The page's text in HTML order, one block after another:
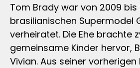
Tom Brady war von 2009
brasilianischen Supermodel
verheiratet. Die Ehe brachte
gemeinsame Kinder hervor,
Vivian. Aus seiner